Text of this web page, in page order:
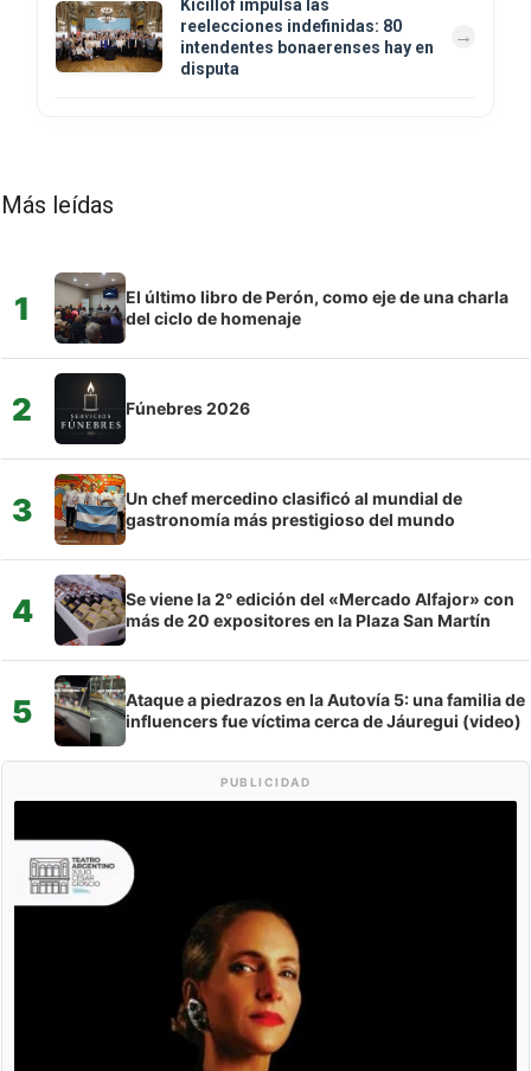
Kicillof impulsa las
reelecciones indefinidas: 80
intendentes bonaerenses hay en
disputa
Más leídas
1
El último libro de Perón, como eje de una charla
del ciclo de homenaje
2 Fúnebres 2026
3
Un chef mercedino clasificó al mundial de
gastronomía más prestigioso del mundo
4
Se viene la 2° edición del «Mercado Alfajor» con
más de 20 expositores en la Plaza San Martín
5
Ataque a piedrazos en la Autovía 5: una familia de
influencers fue víctima cerca de Jáuregui (video)
PUBLICIDAD